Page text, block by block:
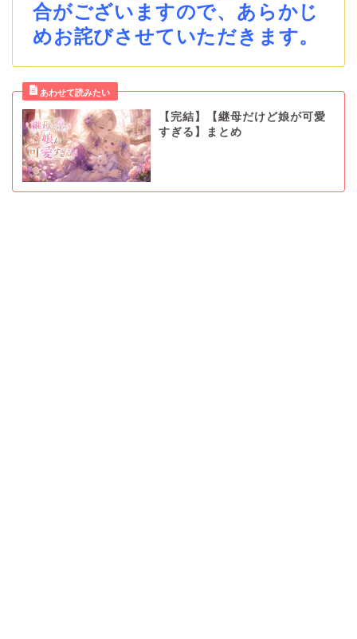
合がございますので、あらかじ
めお詫びさせていただきます。
【完結】【継母だけど娘が可愛
すぎる】まとめ